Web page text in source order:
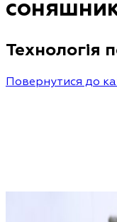
Технологія
Повернутися до